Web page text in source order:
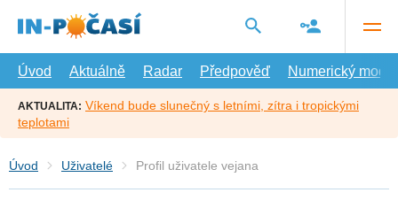
hlavní
Úvod
Aktuálně Radar Předpověď Numerický model
AKTUALITA: Víkend bude slunečný s letními, zítra i tropickými
teplotami
Úvod Uživatelé Profil uživatele vejana